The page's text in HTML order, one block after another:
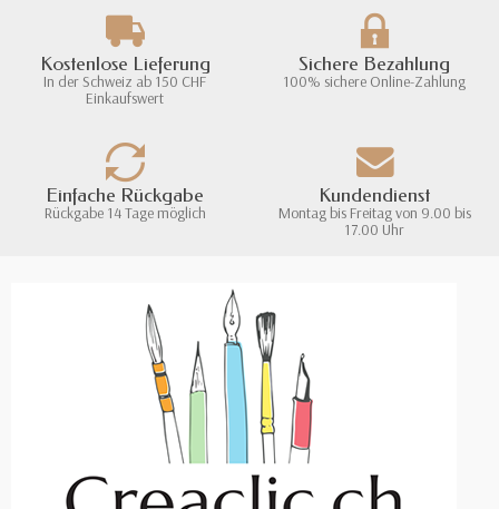
Kostenlose Lieferung
In der Schweiz ab 150 CHF
Einkaufswert
Sichere Bezahlung
100% sichere Online-Zahlung
Einfache Rückgabe
Rückgabe 14 Tage möglich
Kundendienst
Montag bis Freitag von 9.00 bis
17.00 Uhr